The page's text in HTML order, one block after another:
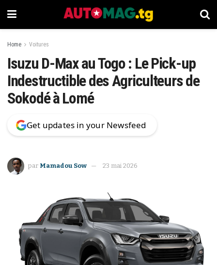
Home Voitures
Isuzu D-Max au Togo : Le Pick-up
Indestructible des Agriculteurs de
Sokodé à Lomé
Get updates in your Newsfeed
par Mamadou Sow 23 mai 2026